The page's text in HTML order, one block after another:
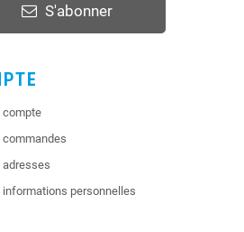
S'abonner
compte
commandes
adresses
informations personnelles